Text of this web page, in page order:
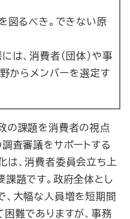
図るべき。できない原
は、消費者（団体）や事
野からメンバーを選定す
の課題を消費者の視点
査審議をサポートする
は、消費者委員会立ち上
題です。政府全体とし
、大幅な人員増を短期間
難でありますが、事務